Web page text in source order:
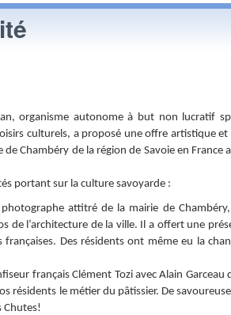
organisme autonome à but non lucratif
culturels, a proposé une offre artistique
Chambéry de la région de Savoie en France
portant sur la culture savoyarde :
attitré de la mairie de
de l’architecture de la ville. Il a offert une
Des résidents ont même eu la
français Clément Tozi avec Alain Garceau
résidents le métier du pâtissier. De
Chutes!